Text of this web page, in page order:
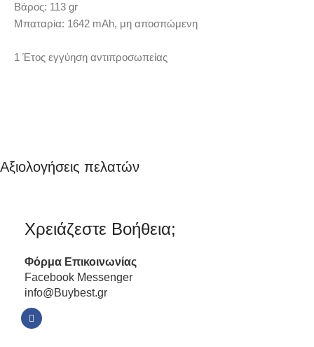
Βάρος: 113 gr
Μπαταρία: 1642 mAh, μη αποσπώμενη
1 Έτος εγγύηση αντιπροσωπείας
Αξιολογήσεις πελατών
Χρειάζεστε Βοήθεια;
Φόρμα Επικοινωνίας
Facebook Messenger
info@Buybest.gr